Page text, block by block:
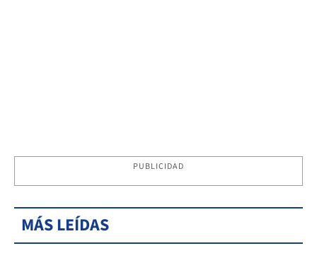
PUBLICIDAD
MÁS LEÍDAS